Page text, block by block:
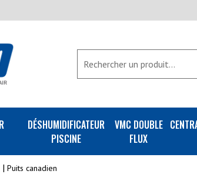
DÉSHUMIDIFICATEUR
PISCINE
VMC DOUBLE
FLUX
Puits canadien